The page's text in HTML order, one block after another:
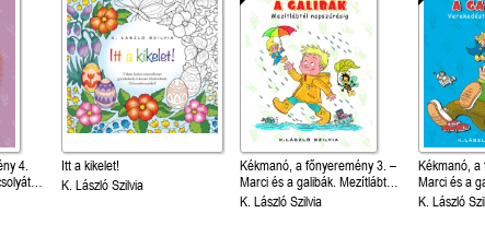
4.
Itt a kikelet!
K. László Szilvia
Kékmanó, a főnyeremény 3. –
Marci és a galibák. Mezítlábtól
napszúrásig
K. László Szilvia
Kékmanó,
Marci és a
K. László